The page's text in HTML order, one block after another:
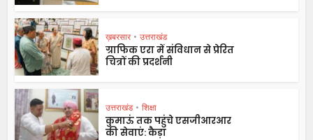
ख़बरसार • उत्तराखंड
ग्राफिक एरा में संविधान से प्रेरित
चित्रों की प्रदर्शनी
उत्तराखंड • शिक्षा
कुमाऊं तक पहुंचे एसजीआरआर
की सेवाएं: कैड़ा